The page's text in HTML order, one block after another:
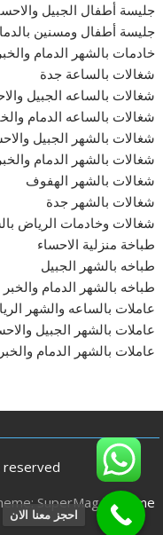
جليسة أطفال الجبيل
جليسة أطفال ومسنين
خادمات بالشهر الدمام والخبر
شغالات بالساعة جدة
شغالات بالساعه الجبيل
شغالات بالساعه الدمام
شغالات بالشهر الجبيل
شغالات بالشهر الدمام والخبر
شغالات بالشهر الهفوف
شغالات بالشهر جدة
شغالات وخادمات الرياض
طباخة منزلية الاحساء
طباخه بالشهر الجبيل
طباخه بالشهر الدمام والخبر
عاملات بالساعه والشهر
عاملات بالشهر الجبيل
عاملات بالشهر الدمام والخبر
reserved
SuperMag by
Acme
احجز معنا الان